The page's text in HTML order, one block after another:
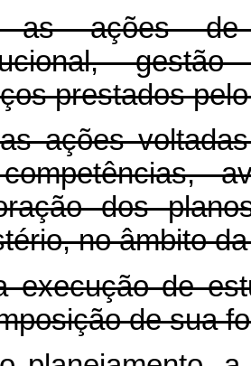
ações de
prestados
ações
dos
no âmbito
execução de
de sua